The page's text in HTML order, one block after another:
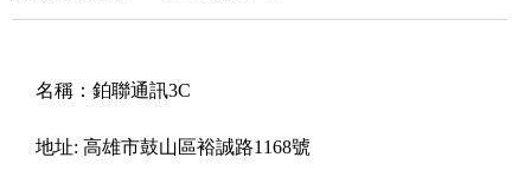
名稱： 鉑聯通訊3C
地址: 高雄市鼓山區裕誠路1168號